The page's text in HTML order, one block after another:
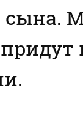
сына.